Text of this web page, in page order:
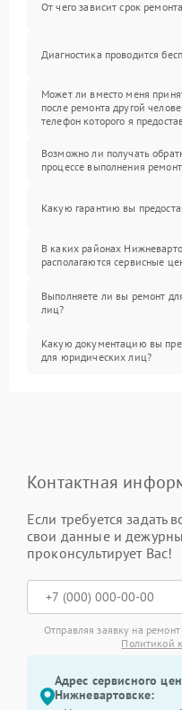
От чего зависит срок
Диагностика проводится
Может ли вместо меня
после ремонта другой
телефон которого я
Возможно ли получать
процессе выполнения
Какую гарантию вы
В каких районах
располагаются сервисные
Выполняете ли вы ремонт
лиц?
Какую документацию вы
для юридических лиц?
Контактная
Если требуется задать
свои данные и
проконсультирует Вас!
Отправляя заявку на
Политикой
Адрес сервисного
Нижневартовске: